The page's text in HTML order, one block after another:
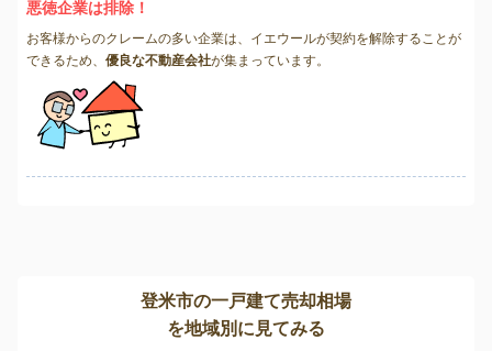
悪徳企業は排除！
お客様からのクレームの多い企業は、イエウールが契約を解除することが
できるため、 優良な不動産会社が集まっています。
登米市の一戸建て売却相場
を地域別に見てみる